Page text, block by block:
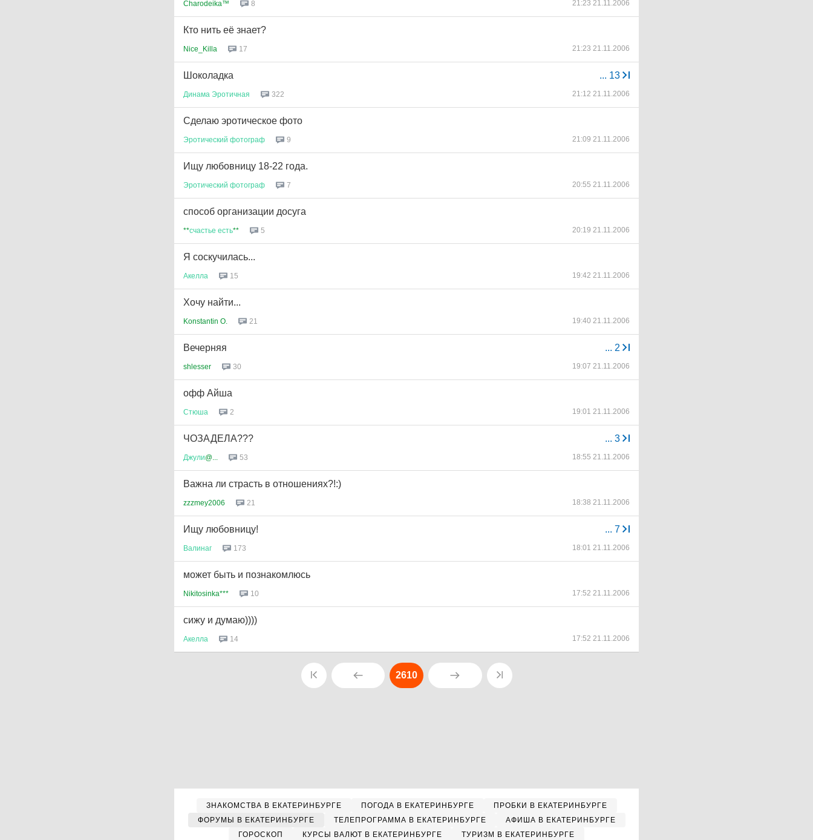
Charodeika™ 8 21:23 21.11.2006
Кто нить её знает?
Nice_Killa 17 21:23 21.11.2006
... 13
Шоколадка
Динама Эротичная 322 21:12 21.11.2006
Сделаю эротическое фото
Эротический фотограф 9 21:09 21.11.2006
Ищу любовницу 18-22 года.
Эротический фотограф 7 20:55 21.11.2006
способ организации досуга
**счастье есть** 5 20:19 21.11.2006
Я соскучилась...
Акелла 15 19:42 21.11.2006
Хочу найти...
Konstantin O. 21 19:40 21.11.2006
... 2
Вечерняя
shlesser 30 19:07 21.11.2006
офф Айша
Стюша 2 19:01 21.11.2006
... 3
ЧОЗАДЕЛА???
Джули@... 53 18:55 21.11.2006
Важна ли страсть в отношениях?!:)
zzzmey2006 21 18:38 21.11.2006
... 7
Ищу любовницу!
Валинаг 173 18:01 21.11.2006
может быть и познакомлюсь
Nikitosinka*** 10 17:52 21.11.2006
сижу и думаю))))
Акелла 14 17:52 21.11.2006
2610
ЗНАКОМСТВА В ЕКАТЕРИНБУРГЕ ПОГОДА В ЕКАТЕРИНБУРГЕ
ПРОБКИ В ЕКАТЕРИНБУРГЕ
ФОРУМЫ В ЕКАТЕРИНБУРГЕ
ТЕЛЕПРОГРАММА В ЕКАТЕРИНБУРГЕ
АФИША В ЕКАТЕРИНБУРГЕ
ГОРОСКОП
КУРСЫ ВАЛЮТ В ЕКАТЕРИНБУРГЕ ТУРИЗМ В ЕКАТЕРИНБУРГЕ